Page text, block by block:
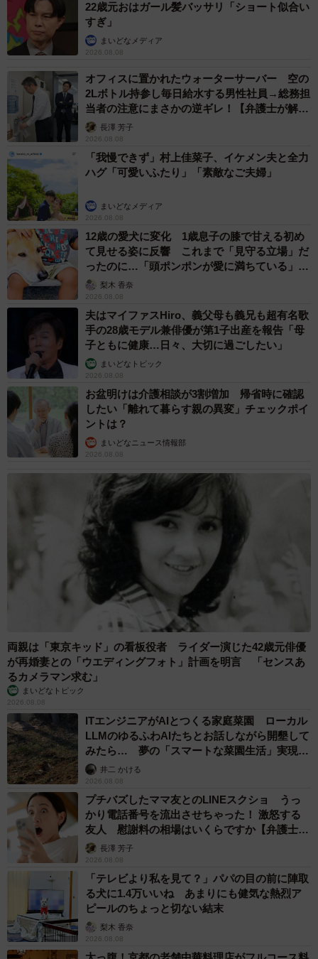
22歳元おはガール髪バッサリ「ショート似合い
すぎ」
まいどなメディア
2026.08.08
オフィスに置かれたウォーターサーバー 空の
2Lボトル持参し毎日給水する男性社員→総務担
当者の注意にまさかの逆ギレ！【弁護士が解
説】長澤 芳子
2026.08.08
「我慢できず」村上佳菜子、イケメン夫と全力
ハグ「可愛いふたり」「素敵なご夫婦」
まいどなメディア
2026.08.08
12歳の愛犬に変化 1歳息子の膝で甘える初め
て見せる姿に反響 これまで「見守る立場」だ
ったのに…「頭ポンポンが愛に満ちている」
「尊…」
梨木 香奈
2026.08.08
夫はマイファスHiro、義父母も義兄も超有名歌
手の28歳モデル兼俳優が第1子出産を報告「母
子ともに健康…日々、大切に過ごしたい」
まいどなトピック
2026.08.08
お盆明けは介護相談が3割増加 帰省時に確認
したい「離れて暮らす親の異変」チェックポイ
ントは？
まいどなニュース情報部
2026.08.08
両親は「東京キッド」の看板役者 ライダー演じた42歳元俳優
が再婚妻との「ウエディングフォト」計画を明言 「センスあ
るカメラマン求む」
まいどなトピック
2026.08.08
ITエンジニアがAIとつくる家庭菜園 ローカル
LLMのゆるふわAIたちとお話しながら開墾して
みたら… 夢の「スマートな菜園生活」実現な
るか井二 かける
2026.08.08
プチバズしたママ友とのLINEスクショ うっ
かり電話番号を流出させちゃった！ 激怒する
友人 慰謝料の相場はいくらですか【弁護士が
解説】長澤 芳子
2026.08.08
「テレビより私を見て？」パパの目の前に陣取
る犬に1.4万いいね あまりにも健気な熱烈ア
ピールのちょっと切ない結末
梨木 香奈
2026.08.08